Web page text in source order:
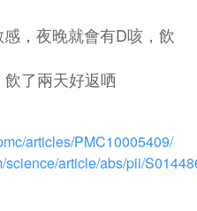
感，夜晚就會有D咳，飲
了兩天好返哂
articles/PMC10005409/
science/article/abs/pii/